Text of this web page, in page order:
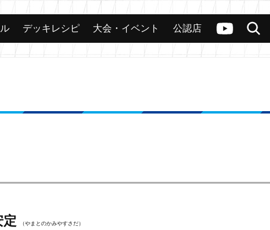
ヴァンガードch
検索
カード 大会 公認店舗 その他
デッキレシピ 大会・イベント 公認店
定 （やまとのかみやすさだ）